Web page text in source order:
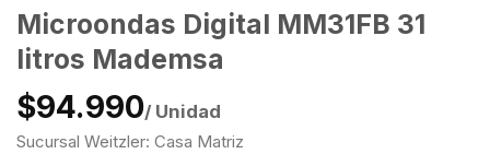
Microondas Digital MM31FB 31
litros Mademsa
$94.990/ Unidad
Sucursal Weitzler: Casa Matriz